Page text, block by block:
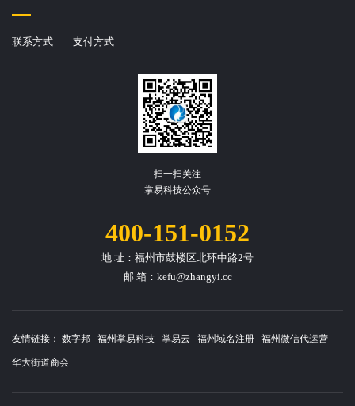
联系方式 支付方式
扫一扫关注
掌易科技公众号
400-151-0152
地 址：福州市鼓楼区北环中路2号
邮 箱：kefu@zhangyi.cc
友情链接： 数字邦 福州掌易科技 掌易云 福州域名注册 福州微信代运营
华大街道商会